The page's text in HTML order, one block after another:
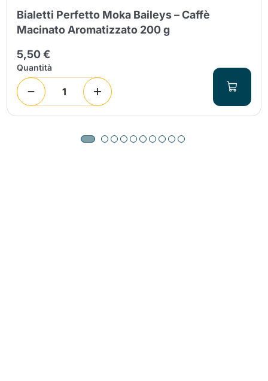
Bialetti Perfetto Moka Baileys – Caffè
Macinato Aromatizzato 200 g
5,50 €
Quantità